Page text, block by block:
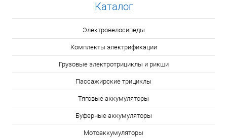
Каталог
Электровелосипеды
Комплекты электрификации
Грузовые электротрициклы и рикши
Пассажирские трициклы
Тяговые аккумуляторы
Буферные аккумуляторы
Мотоаккумуляторы